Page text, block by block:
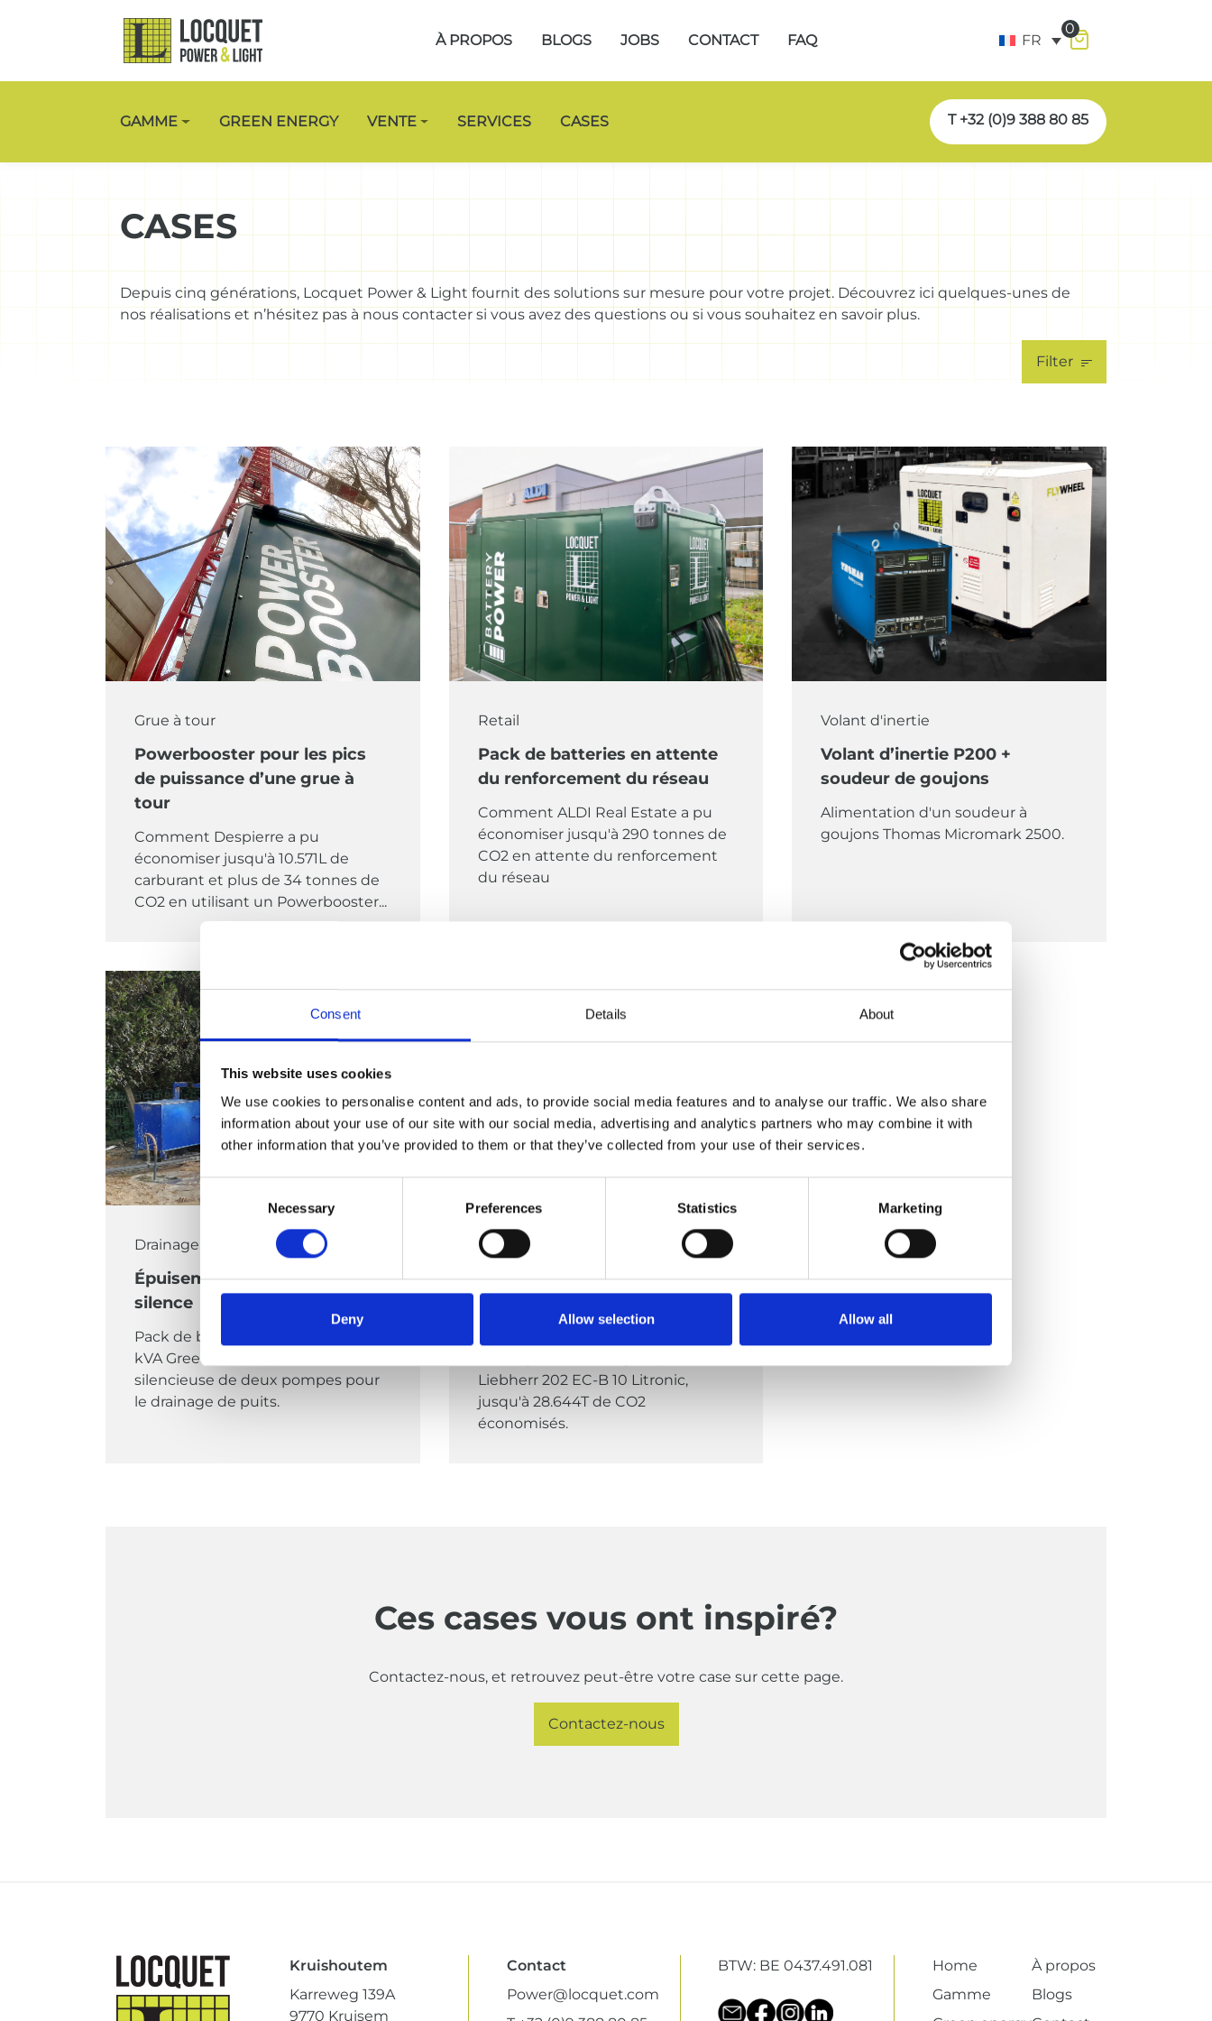
Consent Details About
This website uses cookies
We use cookies to personalise content and ads, to provide social media features and to analyse our traffic. We also share
information about your use of our site with our social media, advertising and analytics partners who may combine it with
other information that you’ve provided to them or that they’ve collected from your use of their services.
Consent
Selection
Necessary Preferences Statistics Marketing
Deny Allow selection Allow all
À PROPOS BLOGS JOBS CONTACT FAQ FR
0
GAMME GREEN ENERGY VENTE SERVICES CASES T +32 (0)9 388 80 85
CASES
Depuis cinq générations, Locquet Power & Light fournit des solutions sur mesure pour votre projet. Découvrez ici quelques-unes de
nos réalisations et n’hésitez pas à nous contacter si vous avez des questions ou si vous souhaitez en savoir plus.
Filter
Drainage de puits
Éclairage
Event
Grue à tour
Retail
Volant d'inertie
Grue à tour
Powerbooster pour les pics
de puissance d’une grue à
tour
Comment Despierre a pu
économiser jusqu'à 10.571L de
carburant et plus de 34 tonnes de
CO2 en utilisant un Powerbooster...
Retail
Pack de batteries en attente
du renforcement du réseau
Comment ALDI Real Estate a pu
économiser jusqu'à 290 tonnes de
CO2 en attente du renforcement
du réseau
Volant d'inertie
Volant d’inertie P200 +
soudeur de goujons
Alimentation d'un soudeur à
goujons Thomas Micromark 2500.
Drainage de puits
Épuisement des eaux, en
silence
Pack de batteries + générateur 20
kVA Greenline pour l'alimentation
silencieuse de deux pompes pour
le drainage de puits.
Grue à tour
Pack de batteries pour pics de
Liebherr 202 EC-B 10 Litronic,
jusqu'à 28.644T de CO2
économisés.
Ces cases vous ont inspiré?
Contactez-nous, et retrouvez peut-être votre case sur cette page.
Contactez-nous
Kruishoutem
Karreweg 139A
9770 Kruisem
Contact
Power@locquet.com
BTW: BE 0437.491.081
Home
Gamme
À propos
Blogs